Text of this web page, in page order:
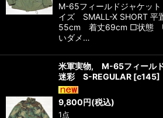
M-65フィールドジャケッ
イズ SMALL-X SHORT
55cm 着丈69cm □状態
いダメ…
米軍実物, M-65フィール
迷彩 S-REGULAR [c145]
9,800円(税込)
1点